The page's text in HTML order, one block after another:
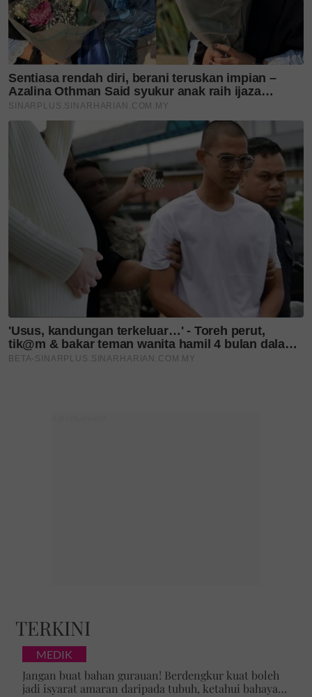
TERKINI
MEDIK
Jangan buat bahan gurauan! Berdengkur kuat boleh
jadi isyarat amaran daripada tubuh, ketahui bahaya